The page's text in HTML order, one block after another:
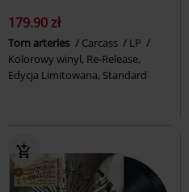
179.90 zł
Torn arteries Carcass
LP
Kolorowy winyl, Re-Release,
Edycja Limitowana, Standard